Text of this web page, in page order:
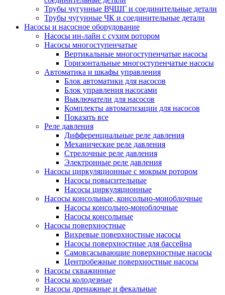
Трубы чугунные ВЧШГ и соединительные детали
Трубы чугунные ЧК и соединительные детали
Насосы и насосное оборудование
Насосы ин-лайн с сухим ротором
Насосы многоступенчатые
Вертикальные многоступенчатые насосы
Горизонтальные многоступенчатые насосы
Автоматика и шкафы управления
Блок автоматики для насосов
Блок управления насосами
Выключатели для насосов
Комплекты автоматизации для насосов
Показать все
Реле давления
Дифференциальные реле давления
Механические реле давления
Стрелочные реле давления
Электронные реле давления
Насосы циркуляционные с мокрым ротором
Насосы повысительные
Насосы циркуляционные
Насосы консольные, консольно-моноблочные
Насосы консольно-моноблочные
Насосы консольные
Насосы поверхностные
Вихревые поверхностные насосы
Насосы поверхностные для бассейна
Самовсасывающие поверхностные насосы
Центробежные поверхностные насосы
Насосы скважинные
Насосы колодезные
Насосы дренажные и фекальные